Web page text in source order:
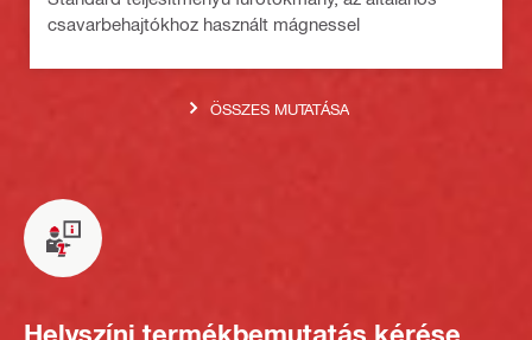
csavarbehajtókhoz használt mágnessel
ÖSSZES MUTATÁSA